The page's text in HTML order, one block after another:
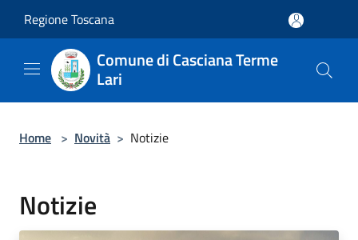
Regione Toscana
Comune di Casciana Terme
Lari
Home > Novità > Notizie
Notizie